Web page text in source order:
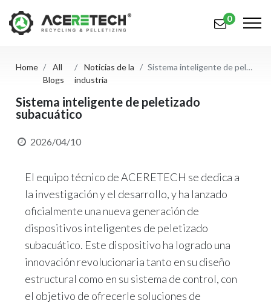
Productos
Aplicaciones
Sobre nosotros
Contáctenos
简体中文 English (US)
русский язык Español
0
Home
All
Blogs
Noticias de la
industria
Sistema inteligente de peletizado subacuático
Sistema inteligente de peletizado
subacuático
2026/04/10
El equipo técnico de ACERETECH se dedica a
la investigación y el desarrollo, y ha lanzado
oficialmente una nueva generación de
dispositivos inteligentes de peletizado
subacuático. Este dispositivo ha logrado una
innovación revolucionaria tanto en su diseño
estructural como en su sistema de control, con
el objetivo de ofrecerle soluciones de